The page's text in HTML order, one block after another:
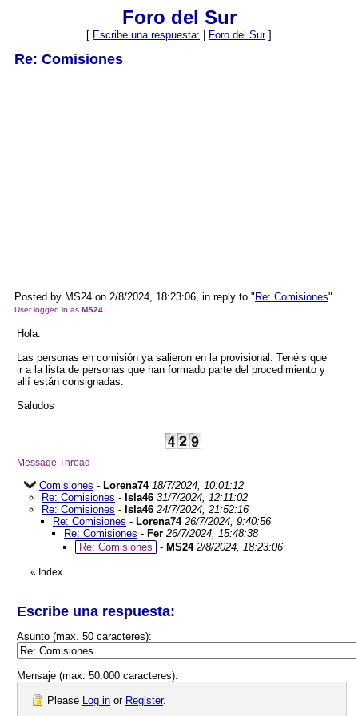
Foro del Sur
[ Escribe una respuesta: Foro del Sur]
Re: Comisiones
Posted by MS24 on 2/8/2024, 18:23:06, in reply to " Re: Comisiones"
User logged in as MS24
Hola:
Las personas en comisión ya salieron en la provisional. Tenéis que
ir a la lista de personas que han formado parte del procedimiento y
allí están consignadas.
Saludos
Message Thread
Comisiones - Lorena74 18/7/2024, 10:01:12
Re: Comisiones - Isla46 31/7/2024, 12:11:02
Re: Comisiones - Isla46 24/7/2024, 21:52:16
Re: Comisiones - Lorena74 26/7/2024, 9:40:56
Re: Comisiones - Fer 26/7/2024, 15:48:38
Re: Comisiones
- MS24 2/8/2024, 18:23:06
« Index
Escribe una respuesta:
Asunto (max. 50 caracteres):
Mensaje (max. 50.000 caracteres):
Please Log in or Register.